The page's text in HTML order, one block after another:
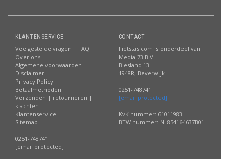
KLANTENSERVICE
Veelgestelde vragen | FAQ
Over ons
Algemene voorwaarden
Disclaimer
Privacy Policy
Betaalmethoden
Verzenden | retourneren |
klachten
Klantenservice
Sitemap
0251-748741
[email protected]
CONTACT
Fietstas.com is onderdeel van
Media 73 B.V.
Biesland 13
1948RJ Beverwijk
0251-748741
[email protected]
KvK nummer: 61011983
BTW nummer: NL854164637B01